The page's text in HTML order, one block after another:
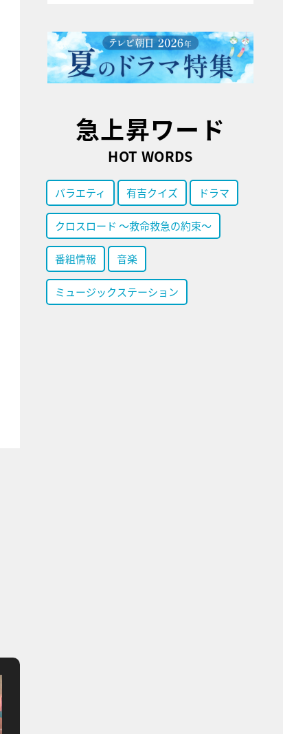
急上昇ワード
HOT WORDS
バラエティ 有吉クイズ ドラマ
クロスロード ～救命救急の約束～
番組情報 音楽
ミュージックステーション